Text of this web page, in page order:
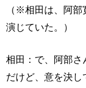
（※相田は、阿
演じていた。）
相田：で、阿部さ
だけど、意を決し